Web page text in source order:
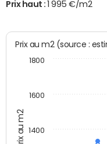
Prix haut :1 995 €/m2
Prix au m2
Prix au m2
1400
1600
1800